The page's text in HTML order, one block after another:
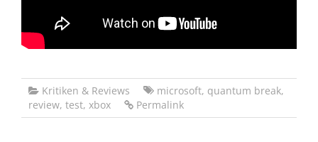
Kritiken & Reviews microsoft, quantum break,
review, test, xbox Permalink